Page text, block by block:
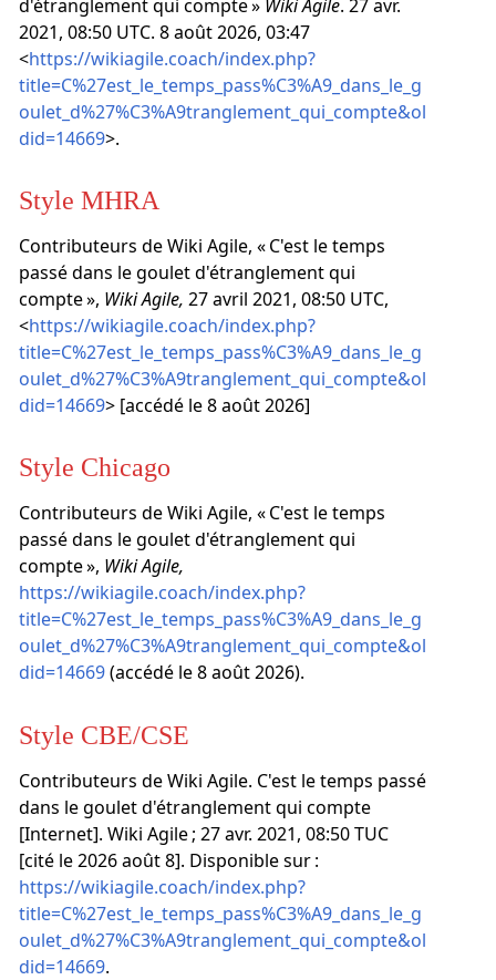
d'étranglement qui compte » Wiki Agile. 27 avr.
2021, 08:50 UTC. 8 août 2026, 03:47
<https://wikiagile.coach/index.php?
title=C%27est_le_temps_pass%C3%A9_dans_le_g
oulet_d%27%C3%A9tranglement_qui_compte&ol
did=14669>.
Style MHRA
Contributeurs de Wiki Agile, « C'est le temps
passé dans le goulet d'étranglement qui
compte », Wiki Agile, 27 avril 2021, 08:50 UTC,
<https://wikiagile.coach/index.php?
title=C%27est_le_temps_pass%C3%A9_dans_le_g
oulet_d%27%C3%A9tranglement_qui_compte&ol
did=14669> [accédé le 8 août 2026]
Style Chicago
Contributeurs de Wiki Agile, « C'est le temps
passé dans le goulet d'étranglement qui
compte », Wiki Agile,
https://wikiagile.coach/index.php?
title=C%27est_le_temps_pass%C3%A9_dans_le_g
oulet_d%27%C3%A9tranglement_qui_compte&ol
did=14669(accédé le 8 août 2026).
Style CBE/CSE
Contributeurs de Wiki Agile. C'est le temps passé
dans le goulet d'étranglement qui compte
[Internet]. Wiki Agile ; 27 avr. 2021, 08:50 TUC
[cité le 2026 août 8]. Disponible sur :
https://wikiagile.coach/index.php?
title=C%27est_le_temps_pass%C3%A9_dans_le_g
oulet_d%27%C3%A9tranglement_qui_compte&ol
did=14669.